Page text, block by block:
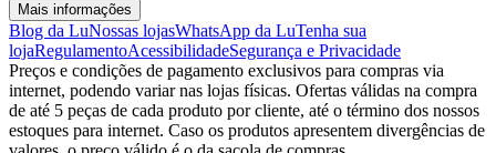
Mais informações
Blog da LuNossas lojasWhatsApp da LuTenha sua
lojaRegulamentoAcessibilidadeSegurança e Privacidade
Preços e condições de pagamento exclusivos para compras via
internet, podendo variar nas lojas físicas. Ofertas válidas na compra
de até 5 peças de cada produto por cliente, até o término dos nossos
estoques para internet. Caso os produtos apresentem divergências de